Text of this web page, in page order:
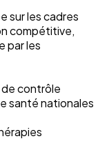
sur les cadres
compétitive,
par les
contrôle
santé nationales